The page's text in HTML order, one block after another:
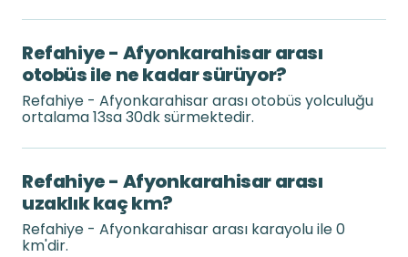
Refahiye - Afyonkarahisar arası
otobüs ile ne kadar sürüyor?
Refahiye - Afyonkarahisar arası otobüs yolculuğu
ortalama 13sa 30dk sürmektedir.
Refahiye - Afyonkarahisar arası
uzaklık kaç km?
Refahiye - Afyonkarahisar arası karayolu ile 0
km'dir.